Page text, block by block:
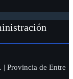
| Provincia de Entre